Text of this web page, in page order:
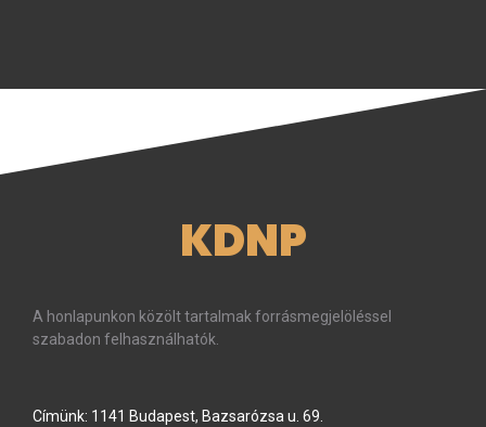
KDNP
A honlapunkon közölt tartalmak forrásmegjelöléssel
szabadon felhasználhatók.
Címünk: 1141 Budapest, Bazsarózsa u. 69.